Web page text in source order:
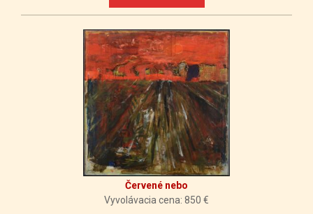
Červené nebo
Vyvolávacia cena: 850 €